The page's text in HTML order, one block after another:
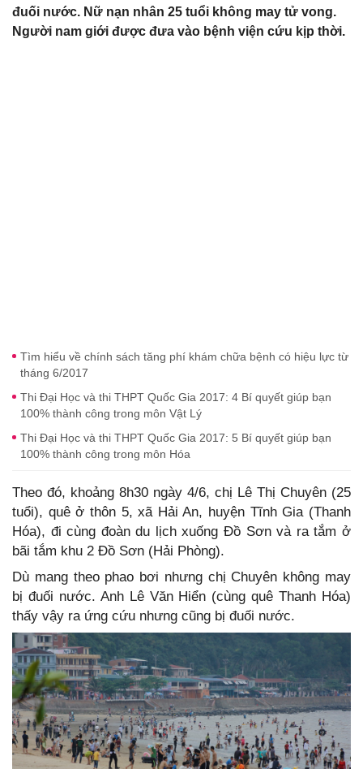
đuối nước. Nữ nạn nhân 25 tuổi không may tử vong.
Người nam giới được đưa vào bệnh viện cứu kịp thời.
Tìm hiểu về chính sách tăng phí khám chữa bệnh có hiệu lực từ
tháng 6/2017
Thi Đại Học và thi THPT Quốc Gia 2017: 4 Bí quyết giúp bạn
100% thành công trong môn Vật Lý
Thi Đại Học và thi THPT Quốc Gia 2017: 5 Bí quyết giúp bạn
100% thành công trong môn Hóa
Theo đó, khoảng 8h30 ngày 4/6, chị Lê Thị Chuyên (25
tuổi), quê ở thôn 5, xã Hải An, huyện Tĩnh Gia (Thanh
Hóa), đi cùng đoàn du lịch xuống Đồ Sơn và ra tắm ở
bãi tắm khu 2 Đồ Sơn (Hải Phòng).
Dù mang theo phao bơi nhưng chị Chuyên không may
bị đuối nước. Anh Lê Văn Hiển (cùng quê Thanh Hóa)
thấy vậy ra ứng cứu nhưng cũng bị đuối nước.